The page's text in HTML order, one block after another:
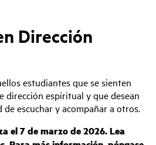
Dirección
estudiantes que se sienten
dirección espiritual y que desean
escuchar y acompañar a otros.
el 7 de marzo de 2026. Lea